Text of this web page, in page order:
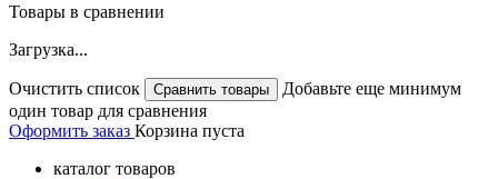
Товары в сравнении
Загрузка...
Очистить список
Добавьте еще минимум
один товар для сравнения
Оформить заказ Корзина пуста
каталог товаров